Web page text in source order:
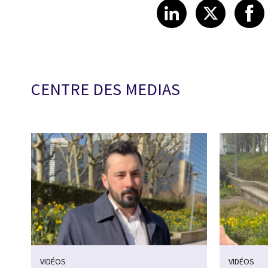
Share article
LinkedIn
Share
X
CENTRE DES MEDIAS
VIDÉOS VIDÉOS